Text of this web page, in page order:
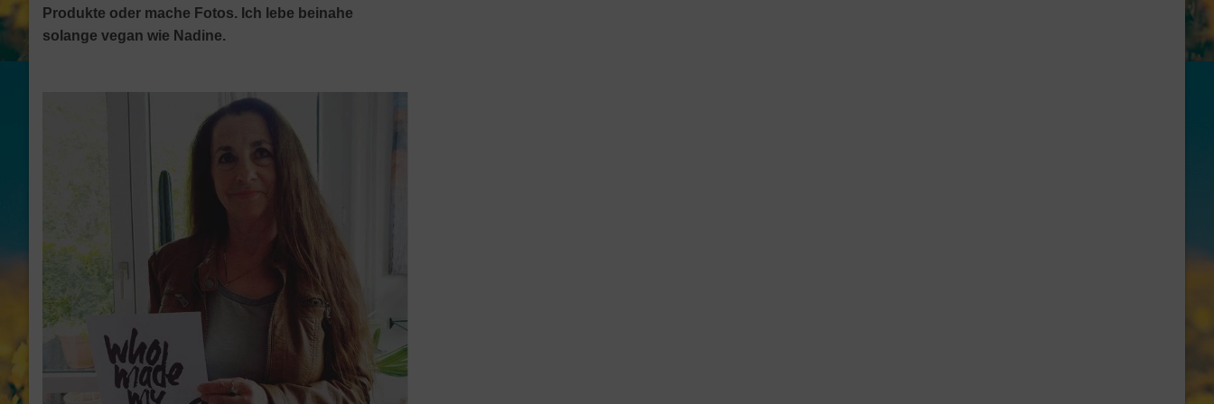
Produkte oder mache Fotos. Ich lebe beinahe
solange vegan wie Nadine.